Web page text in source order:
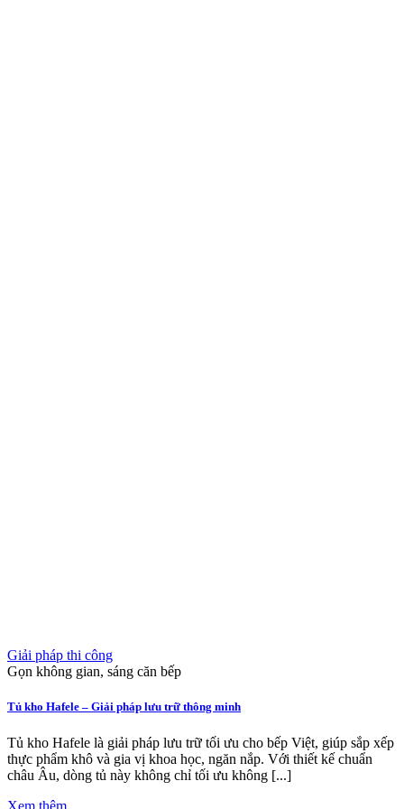
Giải pháp thi công
Gọn không gian, sáng căn bếp
Tủ kho Hafele – Giải pháp lưu trữ thông minh
Tủ kho Hafele là giải pháp lưu trữ tối ưu cho bếp Việt, giúp sắp xếp
thực phẩm khô và gia vị khoa học, ngăn nắp. Với thiết kế chuẩn
châu Âu, dòng tủ này không chỉ tối ưu không [...]
Xem thêm